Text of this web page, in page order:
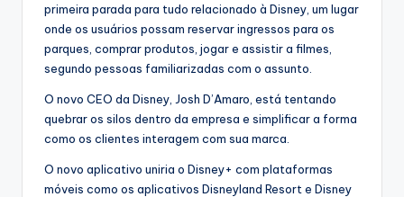
primeira parada para tudo relacionado à Disney, um lugar
onde os usuários possam reservar ingressos para os
parques, comprar produtos, jogar e assistir a filmes,
segundo pessoas familiarizadas com o assunto.
O novo CEO da Disney, Josh D’Amaro, está tentando
quebrar os silos dentro da empresa e simplificar a forma
como os clientes interagem com sua marca.
O novo aplicativo uniria o Disney+ com plataformas
móveis como os aplicativos Disneyland Resort e Disney